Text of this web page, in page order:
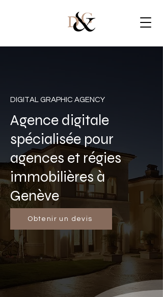
DIGITAL GRAPHIC AGENCY
Agence digitale
spécialisée pour
agences et régies
immobilières à
Genève
Obtenir un devis